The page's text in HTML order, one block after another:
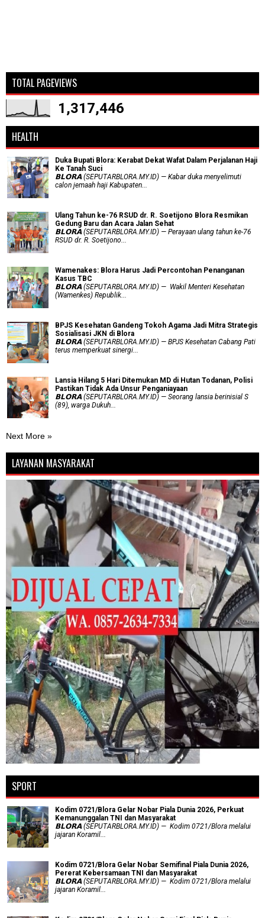
TOTAL PAGEVIEWS
1,317,446
HEALTH
Duka Bupati Blora: Kerabat Dekat Wafat Dalam Perjalanan Haji
Ke Tanah Suci
𝗕𝗟𝗢𝗥𝗔 (SEPUTARBLORA.MY.ID) — Kabar duka menyelimuti
calon jemaah haji Kabupaten...
Ulang Tahun ke-76 RSUD dr. R. Soetijono Blora Resmikan
Gedung Baru dan Acara Jalan Sehat
𝗕𝗟𝗢𝗥𝗔 (SEPUTARBLORA.MY.ID) — Perayaan ulang tahun ke-76
RSUD dr. R. Soetijono...
Wamenakes: Blora Harus Jadi Percontohan Penanganan
Kasus TBC
𝗕𝗟𝗢𝗥𝗔 (SEPUTARBLORA.MY.ID) — Wakil Menteri Kesehatan
(Wamenkes) Republik...
BPJS Kesehatan Gandeng Tokoh Agama Jadi Mitra Strategis
Sosialisasi JKN di Blora
𝗕𝗟𝗢𝗥𝗔 (SEPUTARBLORA.MY.ID) — BPJS Kesehatan Cabang Pati
terus memperkuat sinergi...
Lansia Hilang 5 Hari Ditemukan MD di Hutan Todanan, Polisi
Pastikan Tidak Ada Unsur Penganiayaan
𝗕𝗟𝗢𝗥𝗔 (SEPUTARBLORA.MY.ID) — Seorang lansia berinisial S
(89), warga Dukuh...
Next More »
LAYANAN MASYARAKAT
SPORT
Kodim 0721/Blora Gelar Nobar Piala Dunia 2026, Perkuat
Kemanunggalan TNI dan Masyarakat
𝗕𝗟𝗢𝗥𝗔 (SEPUTARBLORA.MY.ID) — Kodim 0721/Blora melalui
jajaran Koramil...
Kodim 0721/Blora Gelar Nobar Semifinal Piala Dunia 2026,
Pererat Kebersamaan TNI dan Masyarakat
𝗕𝗟𝗢𝗥𝗔 (SEPUTARBLORA.MY.ID) — Kodim 0721/Blora melalui
jajaran Koramil...